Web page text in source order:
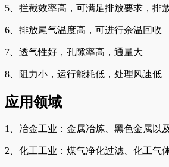
5、拦截效率高，可满足排放要求，排
6、排放尾气温度高，可进行余温回收
7、透气性好，孔隙率高，通量大
8、阻力小，运行能耗低，处理风速低
应用领域
1、冶金工业：金属冶炼、黑色金属以
2、化工工业：煤气净化过滤、化工气